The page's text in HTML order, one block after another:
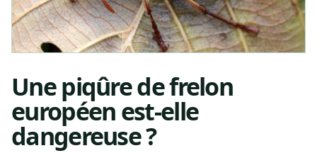
Une piqûre de frelon
européen est-elle
dangereuse ?